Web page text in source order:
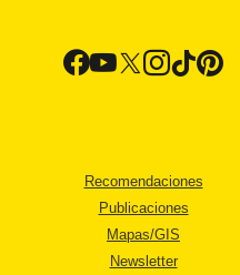
Recomendaciones
Publicaciones
Mapas/GIS
Newsletter